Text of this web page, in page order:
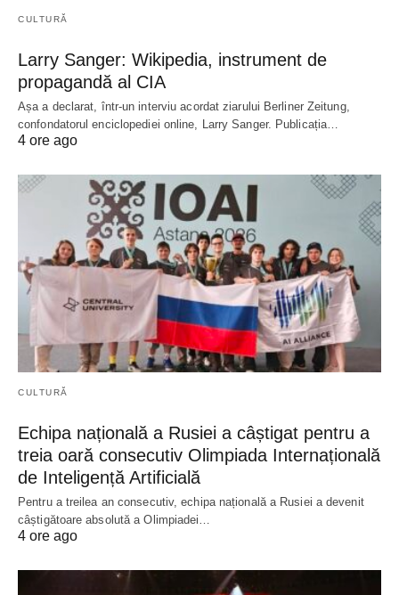
CULTURĂ
Larry Sanger: Wikipedia, instrument de
propagandă al CIA
Așa a declarat, într-un interviu acordat ziarului Berliner Zeitung,
confondatorul enciclopediei online, Larry Sanger. Publicația…
4 ore ago
CULTURĂ
Echipa națională a Rusiei a câștigat pentru a
treia oară consecutiv Olimpiada Internațională
de Inteligență Artificială
Pentru a treilea an consecutiv, echipa națională a Rusiei a devenit
câștigătoare absolută a Olimpiadei…
4 ore ago